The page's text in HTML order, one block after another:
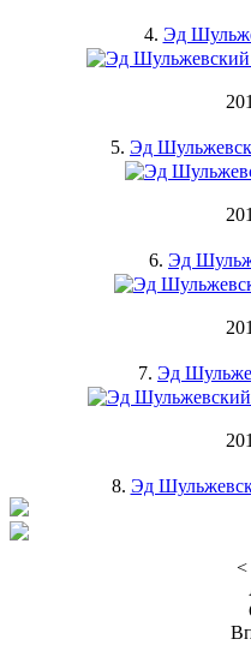
4. Эд
5. Эд
6. Эд
7. Эд
8. Эд
<